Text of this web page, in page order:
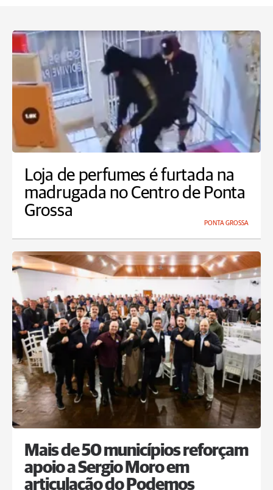
Loja de perfumes é furtada na
madrugada no Centro de Ponta
Grossa
PONTA GROSSA
Mais de 50 municípios reforçam
apoio a Sergio Moro em
articulação do Podemos